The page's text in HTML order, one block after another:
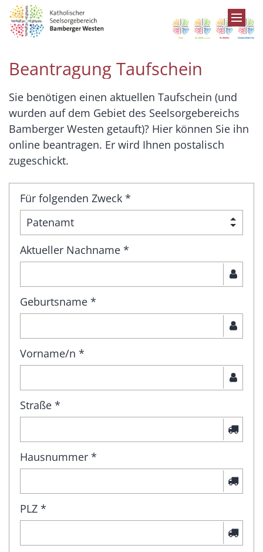
Zum Inhalt springen
Beantragung Taufschein
Sie benötigen einen aktuellen Taufschein (und
wurden auf dem Gebiet des Seelsorgebereichs
Bamberger Westen getauft)? Hier können Sie ihn
online beantragen. Er wird Ihnen postalisch
zugeschickt.
Für folgenden Zweck *
Aktueller Nachname *
Geburtsname *
Vorname/n *
Straße *
Hausnummer *
PLZ *